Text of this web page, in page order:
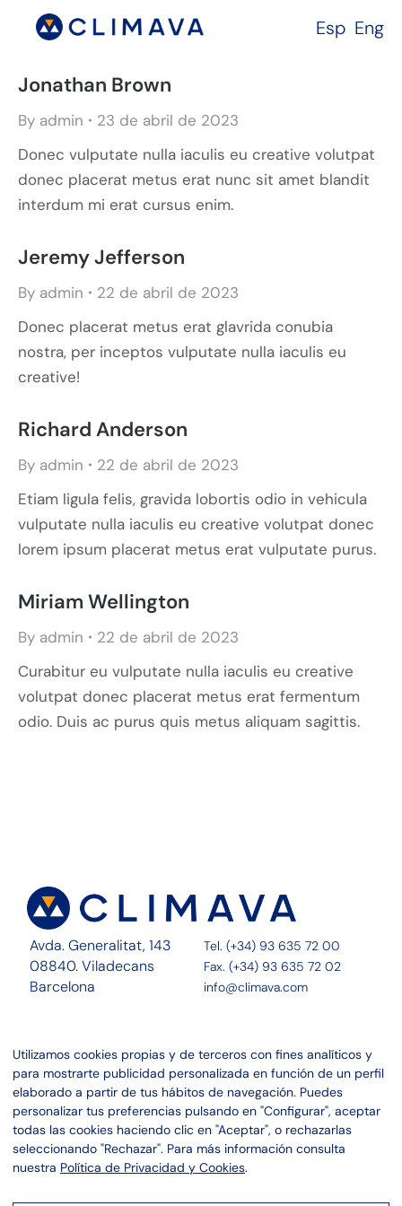
Esp Eng
Jonathan Brown
By admin
23 de abril de 2023
Donec vulputate nulla iaculis eu creative volutpat
donec placerat metus erat nunc sit amet blandit
interdum mi erat cursus enim.
Jeremy Jefferson
By admin
22 de abril de 2023
Donec placerat metus erat glavrida conubia
nostra, per inceptos vulputate nulla iaculis eu
creative!
Richard Anderson
By admin
22 de abril de 2023
Etiam ligula felis, gravida lobortis odio in vehicula
vulputate nulla iaculis eu creative volutpat donec
lorem ipsum placerat metus erat vulputate purus.
Miriam Wellington
By admin
22 de abril de 2023
Curabitur eu vulputate nulla iaculis eu creative
volutpat donec placerat metus erat fermentum
odio. Duis ac purus quis metus aliquam sagittis.
Avda. Generalitat, 143
08840. Viladecans
Barcelona
Tel. (+34) 93 635 72 00
Fax. (+34) 93 635 72 02
info@climava.com
Servicios
Proyectos
Noticias
Canal ético
Linkedin
Instagram
Aviso legal
Política de privacidad
Política de cookies
Utilizamos cookies propias y de terceros con fines analíticos y
para mostrarte publicidad personalizada en función de un perfil
elaborado a partir de tus hábitos de navegación. Puedes
personalizar tus preferencias pulsando en "Configurar", aceptar
todas las cookies haciendo clic en "Aceptar", o rechazarlas
seleccionando "Rechazar". Para más información consulta
nuestra Política de Privacidad y Cookies.